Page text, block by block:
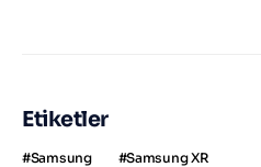
Etiketler
Samsung Samsung XR